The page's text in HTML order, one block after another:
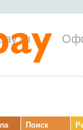
Поиск